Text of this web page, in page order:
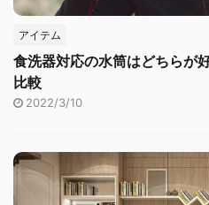
アイテム
食洗器対応の水筒はどちらが
比較
2022/3/10